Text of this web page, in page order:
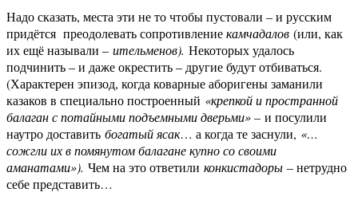
Надо сказать, места эти не то чтобы пустовали – и русским
придётся преодолевать сопротивлениекамчадалов (или, как
их ещё называли – ительменов). Некоторых удалось
подчинить – и даже окрестить – другие будут отбиваться.
(Характерен эпизод, когда коварные аборигены заманили
казаков в специально построенный «крепкой и пространной
балаган с потайными подъемными дверьми» – и посулили
наутро доставить богатый ясак… а когда те заснули, «…
сожгли их в помянутом балагане купно со своими
аманатами»). Чем на это ответили конкистадоры – нетрудно
себе представить…